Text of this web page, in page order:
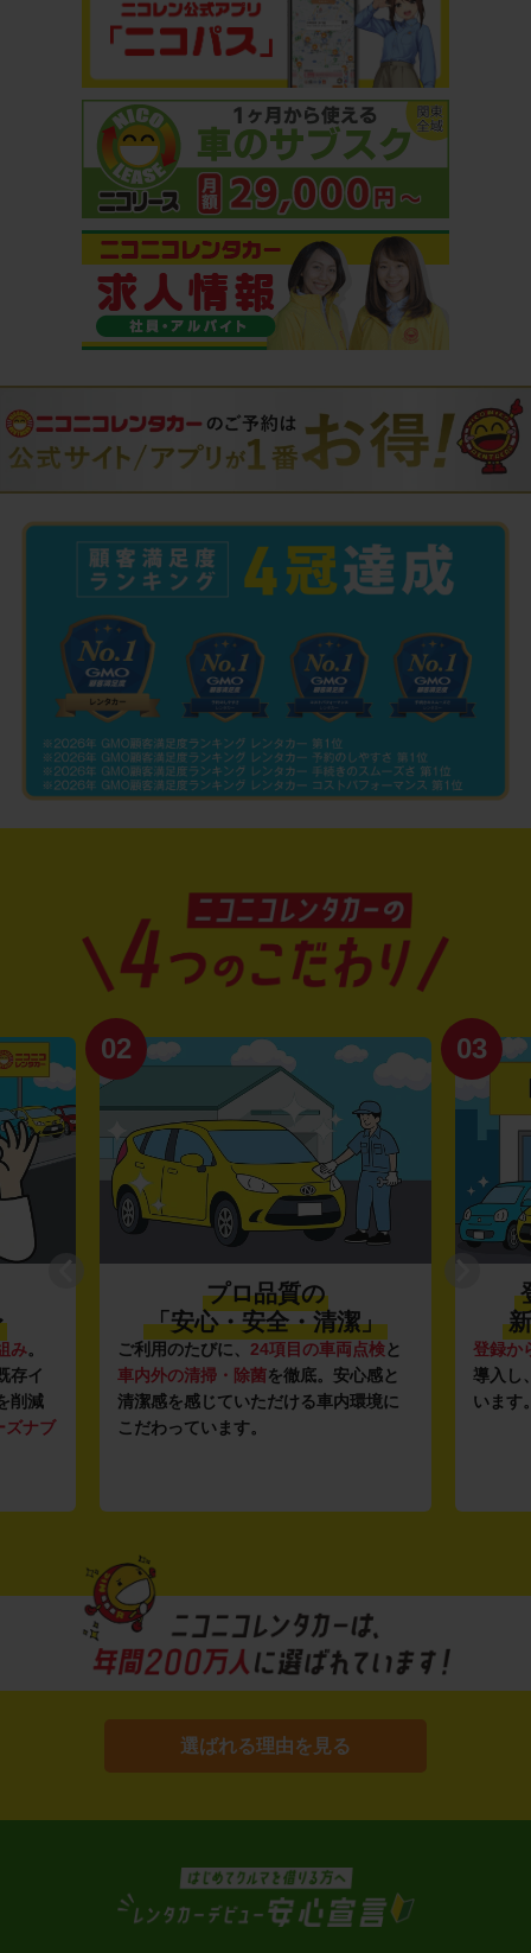
み。
存イ
削減
ズナブ
02
プロ品質の
「安心・安全・清潔」
ご利用のたびに、 24項目の車両点検と
車内外の清掃・除菌を徹底。安心感と
清潔感を感じていただける車内環境に
こだわっています。
03
登録か
導入し
います
選ばれる理由を見る